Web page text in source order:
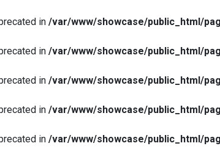
in /var/www/showcase/public_html/
in /var/www/showcase/public_html/
in /var/www/showcase/public_html/
in /var/www/showcase/public_html/
in /var/www/showcase/public_html/